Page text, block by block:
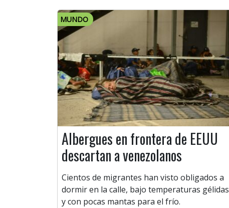
MUNDO
Albergues en frontera de EEUU
descartan a venezolanos
Cientos de migrantes han visto obligados a
dormir en la calle, bajo temperaturas gélidas
y con pocas mantas para el frío.